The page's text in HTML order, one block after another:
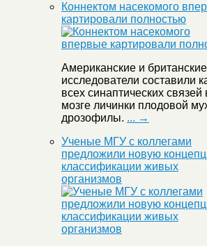
Коннектом насекомого
картировали полностью
Американские и британские
исследователи составили
всех синаптических связей
мозге личинки плодовой
дрозофилы. ... →
Ученые МГУ с коллегами
предложили новую
классификации живых
организмов